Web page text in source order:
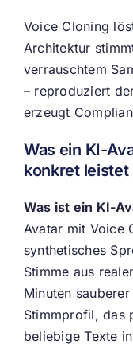
Voice Cloning
Architektur
verrauschtem
– reproduziert
erzeugt
Was ein KI-
konkret leistet
Was ist ein KI-
Avatar mit Voice
synthetisches
Stimme aus
Minuten
Stimmprofil, das
beliebige Texte